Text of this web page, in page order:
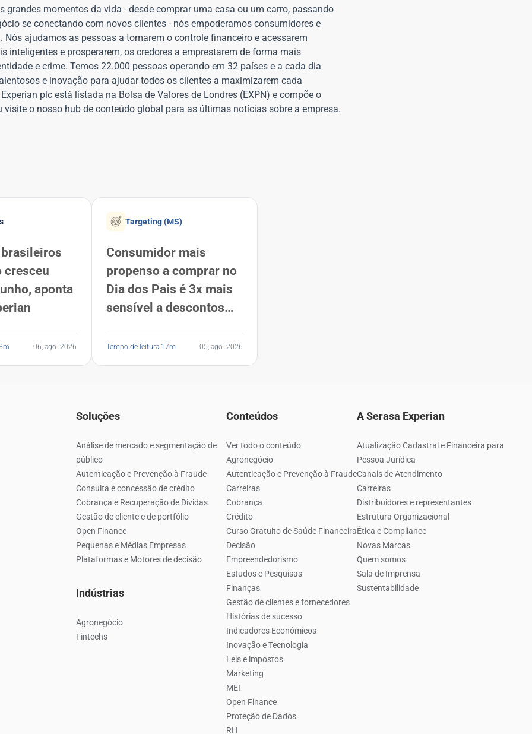
momentos da vida - desde comprar uma casa ou um carro, passando
se conectando com novos clientes - nós empoderamos consumidores e
ajudamos as pessoas a tomarem o controle financeiro e acessarem
inteligentes e prosperarem, os credores a emprestarem de forma mais
e crime. Temos 22.000 pessoas operando em 32 países e a cada dia
e inovação para ajudar todos os clientes a maximizarem cada
plc está listada na Bolsa de Valores de Londres (EXPN) e compõe o
visite o nosso hub de conteúdo global para as últimas notícias sobre a empresa.
cresceu
aponta
06, ago. 2026
Targeting (MS)
Consumidor mais
propenso a comprar no
Dia dos Pais é 3x mais
sensível a descontos
brasileiros, revela
Serasa Experian
Tempo de leitura 17m 05, ago. 2026
Soluções
Análise de mercado e segmentação de
público
Autenticação e Prevenção à Fraude
Consulta e concessão de crédito
Cobrança e Recuperação de Dívidas
Gestão de cliente e de portfólio
Open Finance
Pequenas e Médias Empresas
Plataformas e Motores de decisão
Indústrias
Agronegócio
Fintechs
Conteúdos
Ver todo o conteúdo
Agronegócio
Autenticação e Prevenção à Fraude
Carreiras
Cobrança
Crédito
Curso Gratuito de Saúde Financeira
Decisão
Empreendedorismo
Estudos e Pesquisas
Finanças
Gestão de clientes e fornecedores
Histórias de sucesso
Indicadores Econômicos
Inovação e Tecnologia
Leis e impostos
Marketing
MEI
Open Finance
Proteção de Dados
RH
A Serasa Experian
Atualização Cadastral e Financeira para
Pessoa Jurídica
Canais de Atendimento
Carreiras
Distribuidores e representantes
Estrutura Organizacional
Ética e Compliance
Novas Marcas
Quem somos
Sala de Imprensa
Sustentabilidade